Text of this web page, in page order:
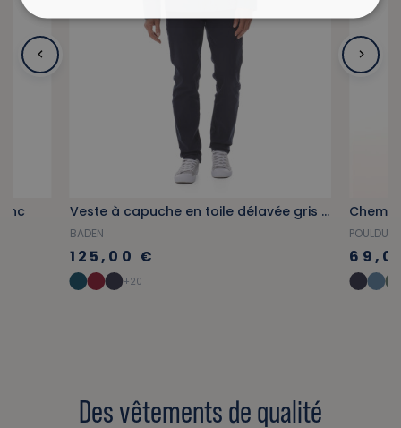
Veste à capuche en toile délavée gris bleuté
BADEN
125,00 €
+20
POULDU
Des vêtements de qualité